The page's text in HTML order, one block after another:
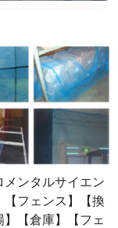
メンタルサイエン
フェンス】【換
【倉庫】【フェ